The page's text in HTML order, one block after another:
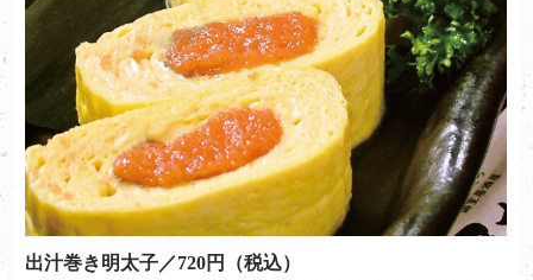
出汁巻き明太子／720円（税込）